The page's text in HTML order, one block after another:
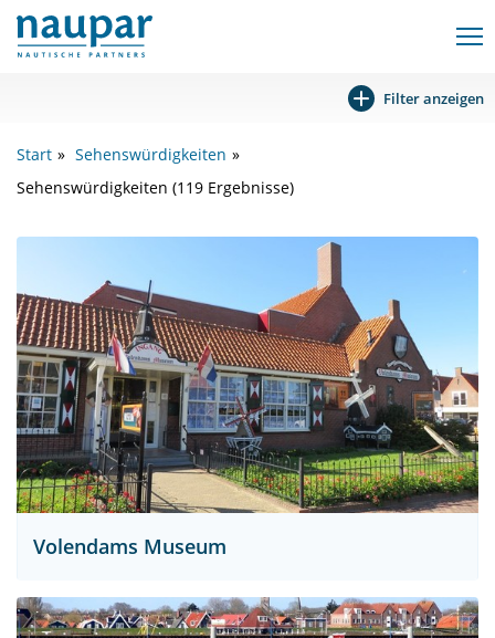
Filter anzeigen
Start
Sehenswürdigkeiten
Sehenswürdigkeiten (119 Ergebnisse)
Volendams Museum